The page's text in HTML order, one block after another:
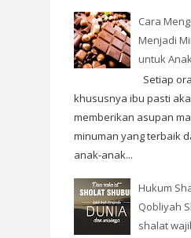
Cara
Menjadi
untuk
Setiap
khususnya ibu pasti
memberikan asupan
minuman yang terbaik
anak-anak...
Hukum
Qobliyah
shalat